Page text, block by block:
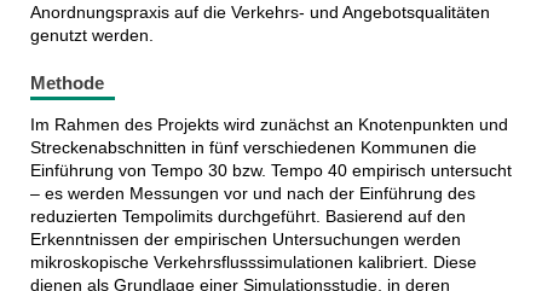
Anordnungspraxis auf die Verkehrs- und Angebotsqualitäten
genutzt werden.
Methode
Im Rahmen des Projekts wird zunächst an Knotenpunkten und
Streckenabschnitten in fünf verschiedenen Kommunen die
Einführung von Tempo 30 bzw. Tempo 40 empirisch untersucht
– es werden Messungen vor und nach der Einführung des
reduzierten Tempolimits durchgeführt. Basierend auf den
Erkenntnissen der empirischen Untersuchungen werden
mikroskopische Verkehrsflusssimulationen kalibriert. Diese
dienen als Grundlage einer Simulationsstudie, in deren